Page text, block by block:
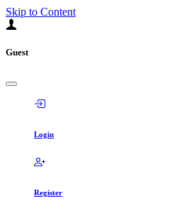
Skip to Content
Guest
Login
Register